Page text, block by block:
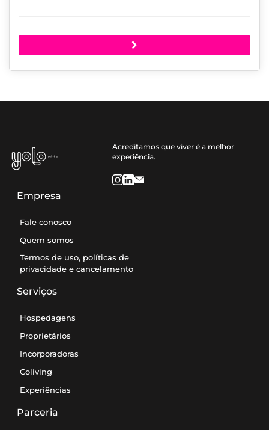
Acreditamos que viver é a melhor
experiência.
Empresa
Fale conosco
Quem somos
Termos de uso, políticas de
privacidade e cancelamento
Serviços
Hospedagens
Proprietários
Incorporadoras
Coliving
Experiências
Parceria